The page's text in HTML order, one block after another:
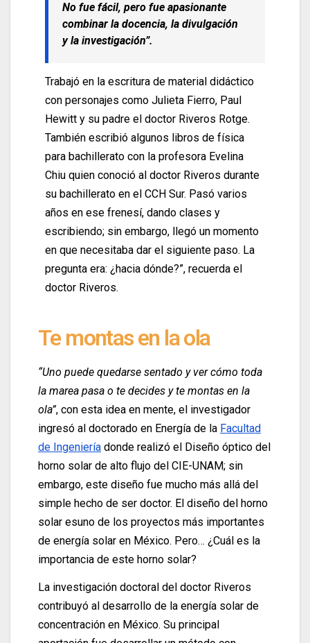
No fue fácil, pero fue apasionante
combinar la docencia, la divulgación
y la investigación”.
Trabajó en la escritura de material didáctico
con personajes como Julieta Fierro, Paul
Hewitt y su padre el doctor Riveros Rotge.
También escribió algunos libros de física
para bachillerato con la profesora Evelina
Chiu quien conoció al doctor Riveros durante
su bachillerato en el CCH Sur. Pasó varios
años en ese frenesí, dando clases y
escribiendo; sin embargo, llegó un momento
en que necesitaba dar el siguiente paso. La
pregunta era: ¿hacia dónde?”, recuerda el
doctor Riveros.
Te montas en la ola
“Uno puede quedarse sentado y ver cómo toda
la marea pasa o te decides y te montas en la
ola”, con esta idea en mente, el investigador
ingresó al doctorado en Energía de la Facultad
de Ingeniería donde realizó el Diseño óptico del
horno solar de alto flujo del CIE-UNAM; sin
embargo, este diseño fue mucho más allá del
simple hecho de ser doctor. El diseño del horno
solar esuno de los proyectos más importantes
de energía solar en México. Pero… ¿Cuál es la
importancia de este horno solar?
La investigación doctoral del doctor Riveros
contribuyó al desarrollo de la energía solar de
concentración en México. Su principal